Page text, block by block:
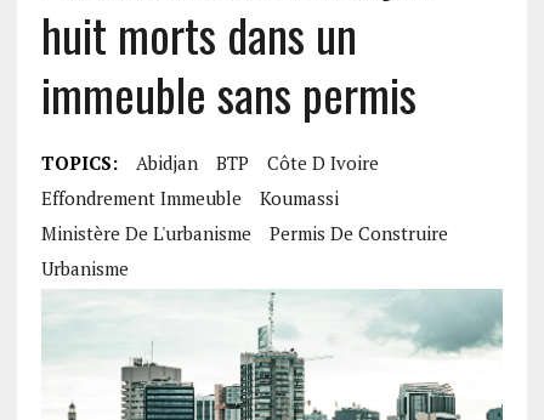
huit morts dans un
immeuble sans permis
TOPICS: Abidjan BTP
Côte D Ivoire
Effondrement Immeuble
Koumassi
Ministère De L'urbanisme
Permis De Construire
Urbanisme